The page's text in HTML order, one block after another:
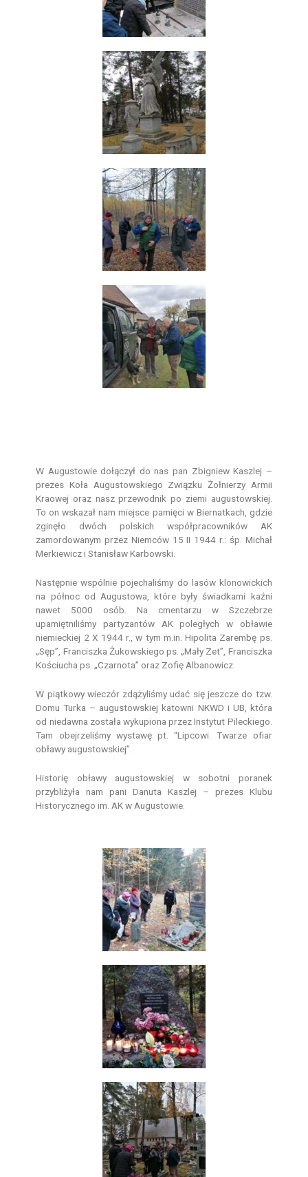
W Augustowie dołączył do nas pan Zbigniew Kaszlej –
prezes Koła Augustowskiego Związku Żołnierzy Armii
Kraowej oraz nasz przewodnik po ziemi augustowskiej.
To on wskazał nam miejsce pamięci w Biernatkach, gdzie
zginęło dwóch polskich współpracowników AK
zamordowanym przez Niemców 15 II 1944 r.: śp. Michał
Merkiewicz i Stanisław Karbowski.
Następnie wspólnie pojechaliśmy do lasów klonowickich
na północ od Augustowa, które były świadkami kaźni
nawet 5000 osób. Na cmentarzu w Szczebrze
upamiętniliśmy partyzantów AK poległych w obławie
niemieckiej 2 X 1944 r., w tym m.in. Hipolita Zarembę ps.
„Sęp”, Franciszka Żukowskiego ps. „Mały Zet”, Franciszka
Kościucha ps. „Czarnota” oraz Zofię Albanowicz.
W piątkowy wieczór zdążyliśmy udać się jeszcze do tzw.
Domu Turka – augustowskiej katowni NKWD i UB, która
od niedawna została wykupiona przez Instytut Pileckiego.
Tam obejrzeliśmy wystawę pt. “Lipcowi. Twarze ofiar
obławy augustowskiej”.
Historię obławy augustowskiej w sobotni poranek
przybliżyła nam pani Danuta Kaszlej – prezes Klubu
Historycznego im. AK w Augustowie.